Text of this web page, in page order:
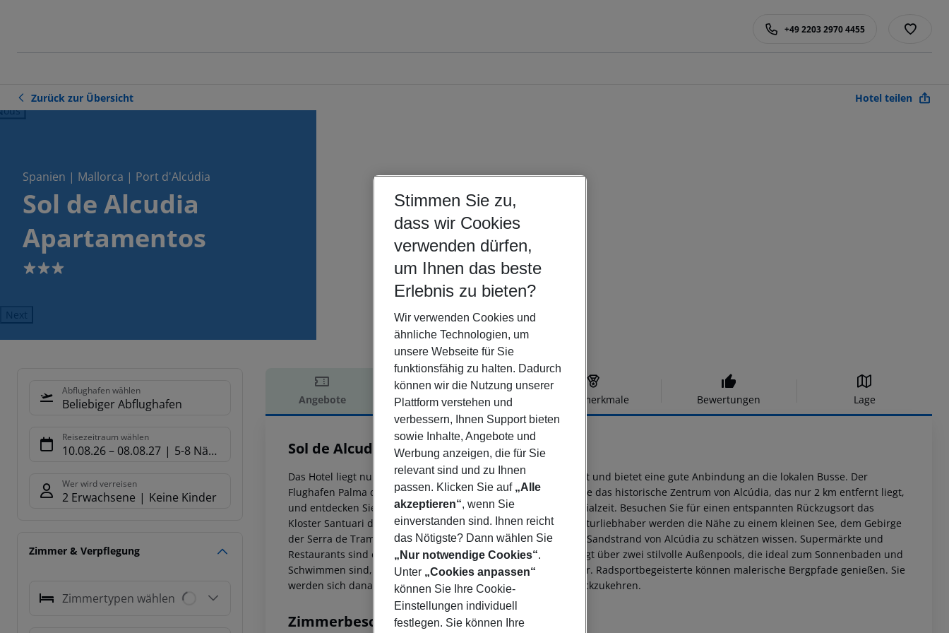
+49 2203 2970 4455
Zurück zur Übersicht Hotel teilen
Spanien | Mallorca | Port d'Alcúdia
Sol de Alcudia
Apartamentos
3
Next
Abflughafen wählen
Beliebiger Abflughafen
Reisezeitraum wählen
10.08.26– 08.08.27 5-8 Nächte
Wer wird verreisen
2 Erwachsene Keine Kinder
Zimmer & Verpflegung
Zimmertypen wählen
Angebote Hotelbeschreibung Hotelmerkmale Bewertungen Lage
Hotelbeschreibung
Sol de Alcudia Apartamentos
3
Das Hotel liegt nur 500 m vom Strand in Port d''Alcudia entfernt und bietet eine gute Anbindung an die lokalen Busse. Der
Flughafen Palma de Mallorca ist 45, 6 km entfernt. Erkunden Sie das historische Zentrum von Alcúdia, das nur 2 km entfernt liegt,
und entdecken Sie die faszinierende Architektur aus der Kolonialzeit. Besuchen Sie für einen entspannten Rückzugsort das
Kloster Santuari de Lluc inmitten einer ruhigen Umgebung. Naturliebhaber werden die Nähe zu einem kleinen See, dem Gebirge
der Serra de Tramuntana und dem atemberaubenden weißen Sandstrand von Alcúdia zu schätzen wissen. Supermärkte und
Restaurants sind ebenfalls leicht zu erreichen. Das Hotel verfügt über zwei stilvolle Außenpools, die ideal zum Sonnenbaden und
Schwimmen sind, sowie über komfortable und saubere Zimmer. Radsportbegeisterte können malerische Bergpfade genießen. Sie
werden sich danach sehnen, in dieses wundervolle Hotel zurückzukehren.
Zimmerbeschreibung
Stimmen Sie zu,
dass wir Cookies
verwenden dürfen,
um Ihnen das beste
Erlebnis zu bieten?
Wir verwenden Cookies und
ähnliche Technologien, um
unsere Webseite für Sie
funktionsfähig zu halten. Dadurch
können wir die Nutzung unserer
Plattform verstehen und
verbessern, Ihnen Support bieten
sowie Inhalte, Angebote und
Werbung anzeigen, die für Sie
relevant sind und zu Ihnen
passen. Klicken Sie auf „Alle
akzeptieren“, wenn Sie
einverstanden sind. Ihnen reicht
das Nötigste? Dann wählen Sie
„Nur notwendige Cookies“.
Unter „Cookies anpassen“
können Sie Ihre Cookie-
Einstellungen individuell
festlegen. Sie können Ihre